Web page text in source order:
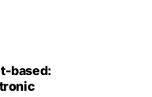
based: